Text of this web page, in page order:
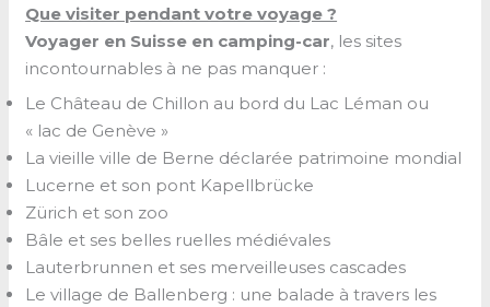
Que visiter pendant votre voyage ?
Voyager en Suisse en camping-car, les sites
incontournables à ne pas manquer :
Le Château de Chillon au bord du Lac Léman ou
« lac de Genève »
La vieille ville de Berne déclarée patrimoine mondial
Lucerne et son pont Kapellbrücke
Zürich et son zoo
Bâle et ses belles ruelles médiévales
Lauterbrunnen et ses merveilleuses cascades
Le village de Ballenberg : une balade à travers les